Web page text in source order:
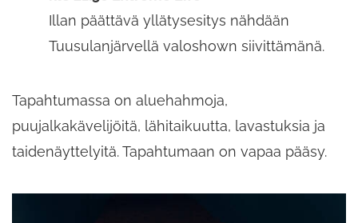
Illan päättävä yllätysesitys nähdään
Tuusulanjärvellä valoshown siivittämänä.
Tapahtumassa on aluehahmoja,
puujalkakävelijöitä, lähitaikuutta, lavastuksia ja
taidenäyttelyitä. Tapahtumaan on vapaa pääsy.